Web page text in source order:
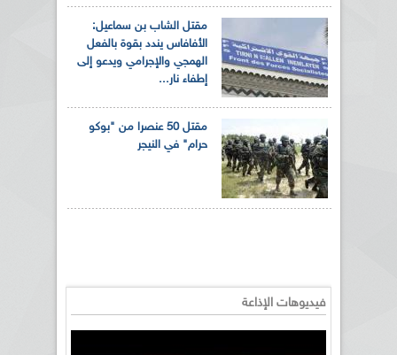
مقتل الشاب بن سماعيل:
الأفافاس يندد بقوة بالفعل
الهمجي والإجرامي ويدعو إلى
إطفاء نار...
مقتل 50 عنصرا من "بوكو
حرام" في النيجر
فيديوهات الإذاعة